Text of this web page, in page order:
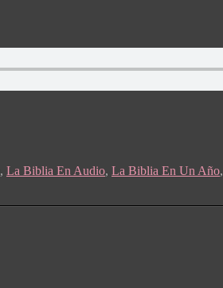
, La Biblia En Audio, La Biblia En Un Año,